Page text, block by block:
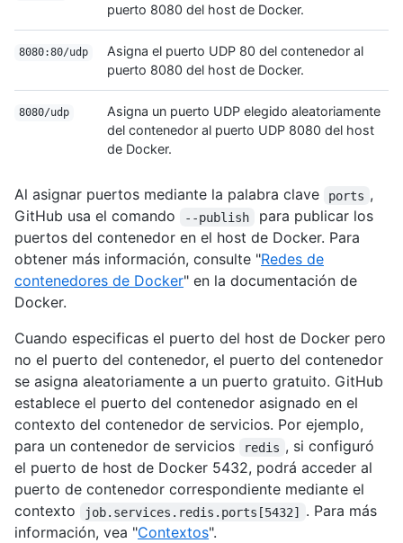
puerto 8080 del host de Docker.
8080:80/udp
Asigna el puerto UDP 80 del contenedor al
puerto 8080 del host de Docker.
8080/udp
Asigna un puerto UDP elegido aleatoriamente
del contenedor al puerto UDP 8080 del host
de Docker.
Al asignar puertos mediante la palabra clave ports ,
GitHub usa el comando
--publish
para publicar los
puertos del contenedor en el host de Docker. Para
obtener más información, consulte "Redes de
contenedores de Docker" en la documentación de
Docker.
Cuando especificas el puerto del host de Docker pero
no el puerto del contenedor, el puerto del contenedor
se asigna aleatoriamente a un puerto gratuito. GitHub
establece el puerto del contenedor asignado en el
contexto del contenedor de servicios. Por ejemplo,
para un contenedor de servicios
redis , si configuró
el puerto de host de Docker 5432, podrá acceder al
puerto de contenedor correspondiente mediante el
contexto
job.services.redis.ports[5432] . Para más
información, vea "Contextos".